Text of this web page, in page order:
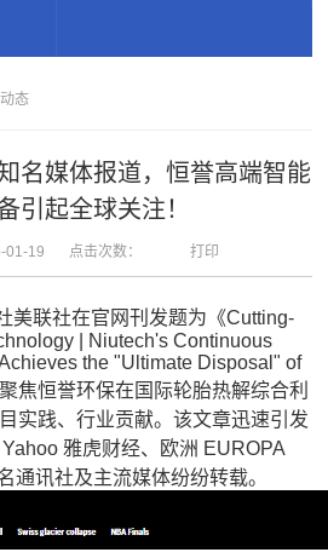
态
名媒体报道，恒誉高端智能
引起全球关注！
01-19 点击次数： 打印
美联社在官网刊发题为《Cutting-
| Niutech's Continuous
the "Ultimate Disposal" of
焦恒誉环保在国际轮胎热解综合利
实践、行业贡献。该文章迅速引发
雅虎财经、欧洲 EUROPA
通讯社及主流媒体纷纷转载。